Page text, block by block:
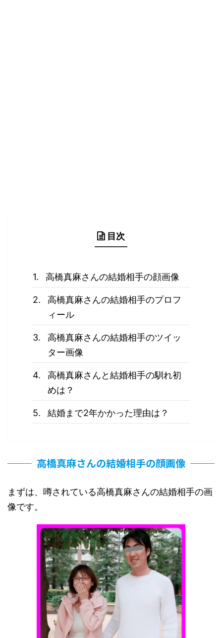
目次
高橋真麻さんの結婚相手の顔画像
高橋真麻さんの結婚相手のプロフ
ィール
高橋真麻さんの結婚相手のツイッ
ター画像
高橋真麻さんと結婚相手の馴れ初
めは？
結婚まで2年かかった理由は？
高橋真麻さんの結婚相手の顔画像
まずは、噂されている高橋真麻さんの結婚相手の画
像です。